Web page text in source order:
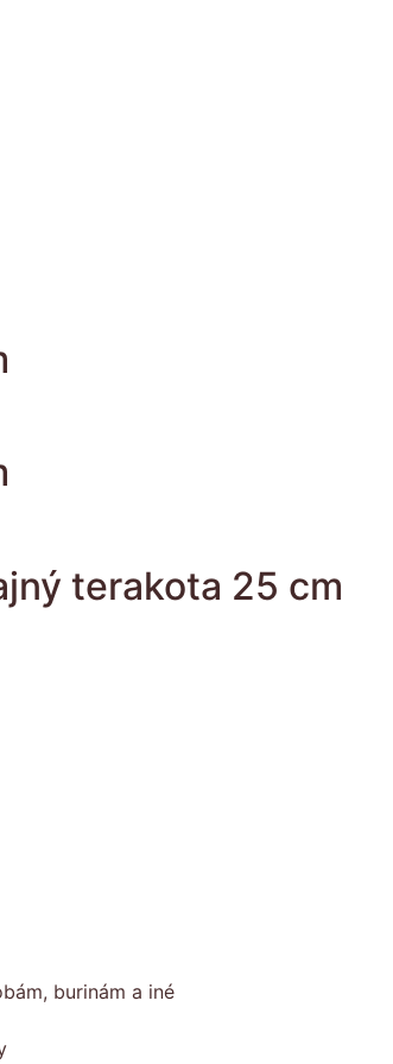
terakota 25 cm
burinám a iné